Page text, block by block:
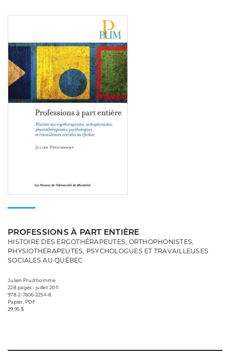
PROFESSIONS À PART ENTIÈRE
HISTOIRE DES ERGOTHÉRAPEUTES, ORTHOPHONISTES,
PHYSIOTHÉRAPEUTES, PSYCHOLOGUES ET TRAVAILLEUSES
SOCIALES AU QUÉBEC
Julien Prud'homme
228 pages • juillet 2011
978-2-7606-2254-8
Papier, PDF
29,95 $